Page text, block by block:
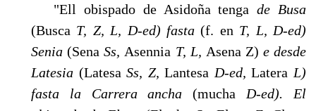
"Ell obispado de Asidoña tengade Busa
(Busca T, Z, L, D-ed) fasta(f. en T, L, D-ed)
Senia(SenaSs, Asennia T, L, Asena Z) e desde
Latesia (LatesaSs, Z,Lantesa D-ed,Latera L)
fasta la Carrera ancha(mucha D-ed). El